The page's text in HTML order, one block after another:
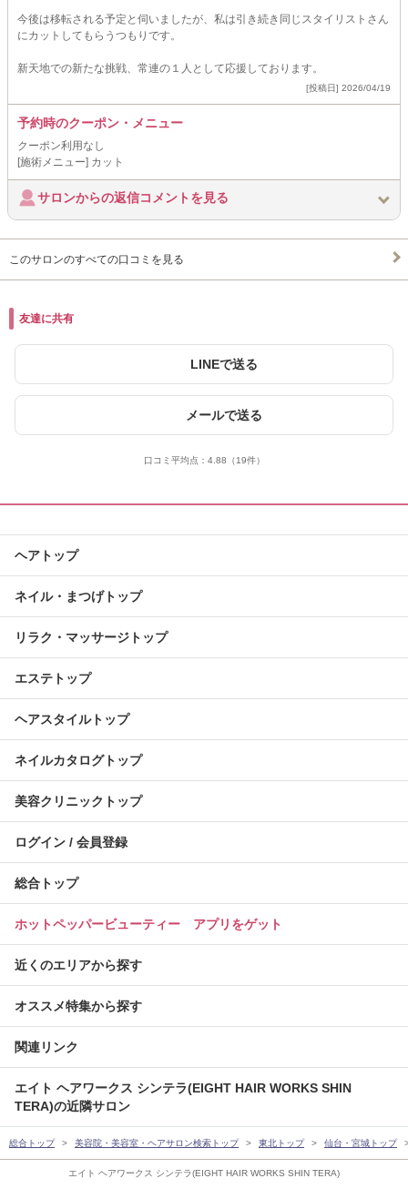
エイト ヘアワークス シンテラ(EIGHT HAIR WORKS SHIN TERA)
今後は移転される予定と伺いましたが、私は引き続き同じスタイリストさん
にカットしてもらうつもりです。
新天地での新たな挑戦、常連の１人として応援しております。
[投稿日] 2026/04/19
予約時のクーポン・メニュー
クーポン利用なし
[施術メニュー] カット
サロンからの返信コメントを見る
このサロンのすべての口コミを見る
友達に共有
LINEで送る
メールで送る
口コミ平均点： 4.88 （19件）
ヘアトップ
ネイル・まつげトップ
リラク・マッサージトップ
エステトップ
ヘアスタイルトップ
ネイルカタログトップ
美容クリニックトップ
ログイン / 会員登録
総合トップ
ホットペッパービューティー アプリをゲット
近くのエリアから探す
オススメ特集から探す
関連リンク
エイト ヘアワークス シンテラ(EIGHT HAIR WORKS SHIN
TERA)の近隣サロン
総合トップ 美容院・美容室・ヘアサロン検索トップ 東北トップ 仙台・宮城トップ